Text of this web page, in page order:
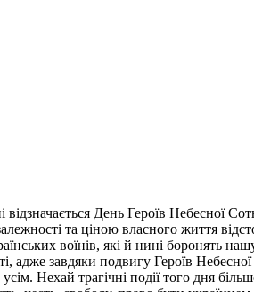
День Героїв Небесної
та ціною власного життя
воїнів, які й нині боронять
адже завдяки подвигу Героїв
Нехай трагічні події того дня